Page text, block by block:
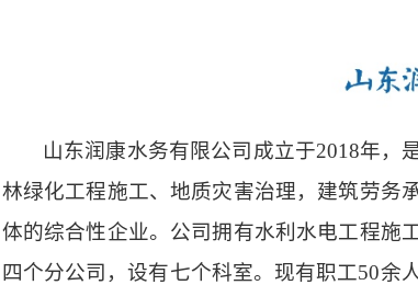
山东润康水务有限公司成立于2018年，
林绿化工程施工、地质灾害治理，建筑劳务
体的综合性企业。公司拥有水利水电工程施
四个分公司，设有七个科室。现有职工50余